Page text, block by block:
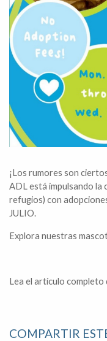
¡Los rumores son
ADL está impulsando la
refugios) con
JULIO.
Explora nuestras
Lea el artículo completo
COMPARTIR